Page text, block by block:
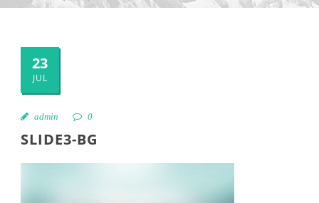
23
JUL
admin 0
SLIDE3-BG